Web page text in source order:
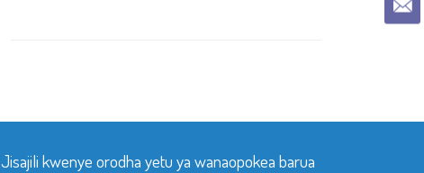
Jisajili kwenye orodha yetu ya wanaopokea barua